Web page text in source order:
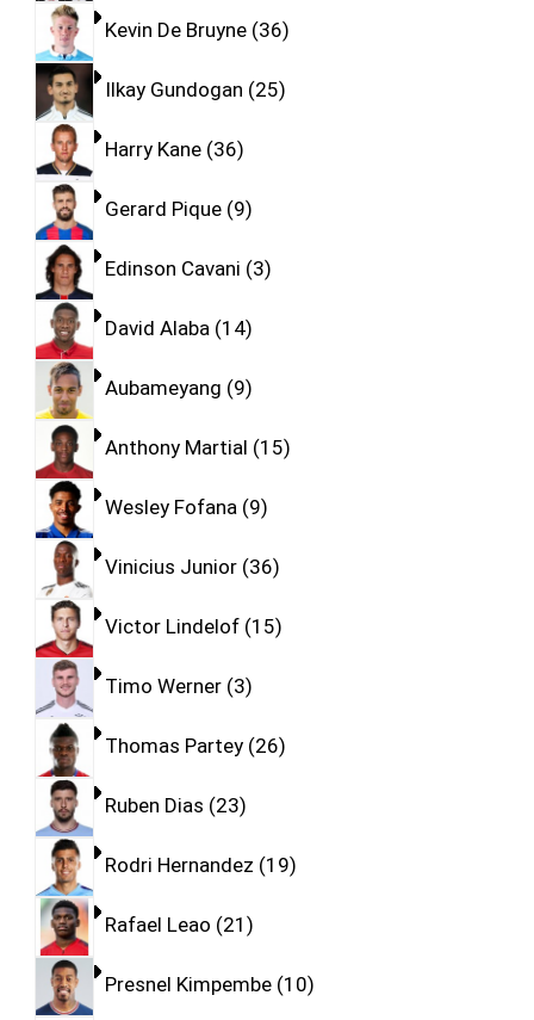
Kevin De Bruyne 36
Ilkay Gundogan 25
Harry Kane 36
Gerard Pique 9
Edinson Cavani 3
David Alaba 14
Aubameyang 9
Anthony Martial 15
Wesley Fofana 9
Vinicius Junior 36
Victor Lindelof 15
Timo Werner 3
Thomas Partey 26
Ruben Dias 23
Rodri Hernandez 19
Rafael Leao 21
Presnel Kimpembe 10